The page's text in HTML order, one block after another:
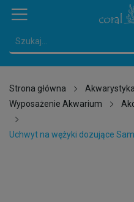
Strona główna
Wyposażenie Akwarium
Uchwyt na wężyki dozujące